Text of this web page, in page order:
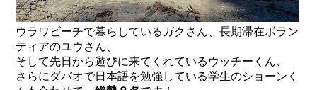
ウラワビーチで暮らしているガクさん、長期滞在ボラン
ティアのユウさん、
そして先日から遊びに来てくれているウッチーくん、
さらにダバオで日本語を勉強している学生のショーンく